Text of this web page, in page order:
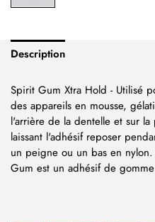
Description
Spirit Gum Xtra Hold - Utilisé
des appareils en mousse,
l'arrière de la dentelle et sur
laissant l'adhésif reposer
un peigne ou un bas en nylon.
Gum est un adhésif de